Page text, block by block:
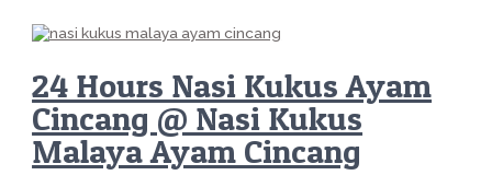
24 Hours Nasi Kukus Ayam
Cincang @ Nasi Kukus
Malaya Ayam Cincang